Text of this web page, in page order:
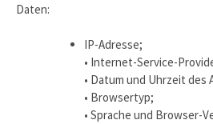
Daten:
IP-Adresse;
• Internet-Service-
• Datum und Uhrzeit des
• Browsertyp;
• Sprache und Browser-